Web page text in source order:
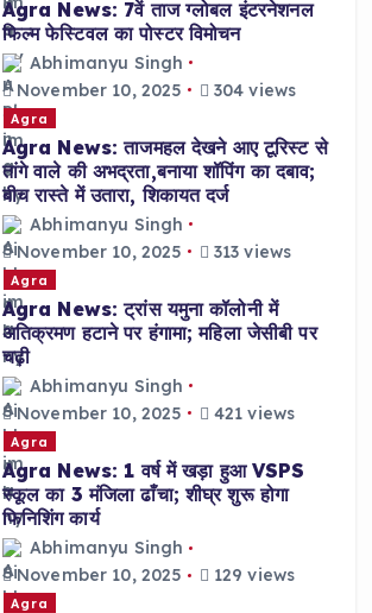
Agra News: 7वें ताज ग्लोबल इंटरनेशनल
फिल्म फेस्टिवल का पोस्टर विमोचन
Abhimanyu Singh
November 10, 2025
304 views
Agra
Agra News: ताजमहल देखने आए टूरिस्ट से
तांगे वाले की अभद्रता,बनाया शॉपिंग का दबाव;
बीच रास्ते में उतारा, शिकायत दर्ज
Abhimanyu Singh
November 10, 2025
313 views
Agra
Agra News: ट्रांस यमुना कॉलोनी में
अतिक्रमण हटाने पर हंगामा; महिला जेसीबी पर
चढ़ी
Abhimanyu Singh
November 10, 2025
421 views
Agra
Agra News: 1 वर्ष में खड़ा हुआ VSPS
स्कूल का 3 मंजिला ढाँचा; शीघ्र शुरू होगा
फिनिशिंग कार्य
Abhimanyu Singh
November 10, 2025
129 views
Agra